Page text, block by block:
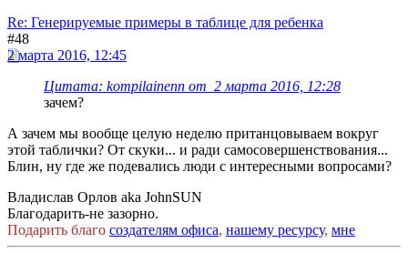
Re: Генерируемые примеры в таблице для ребенка
#48
2 марта 2016, 12:45
Цитата: kompilainenn от 2 марта 2016, 12:28
зачем?
А зачем мы вообще целую неделю пританцовываем вокруг
этой таблички? От скуки... и ради самосовершенствования...
Блин, ну где же подевались люди с интересными вопросами?
Владислав Орлов aka JohnSUN
Благодарить-не зазорно.
Подарить благо создателям офиса, нашему ресурсу, мне